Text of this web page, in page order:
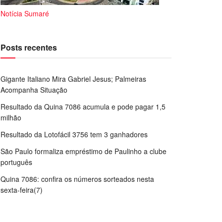
Notícia Sumaré
Posts recentes
Gigante Italiano Mira Gabriel Jesus; Palmeiras
Acompanha Situação
Resultado da Quina 7086 acumula e pode pagar 1,5
milhão
Resultado da Lotofácil 3756 tem 3 ganhadores
São Paulo formaliza empréstimo de Paulinho a clube
português
Quina 7086: confira os números sorteados nesta
sexta-feira(7)